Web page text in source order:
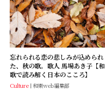
忘れられる恋の悲しみが込められ
た、秋の歌。歌人 馬場あき子【和
歌で読み解く日本のこころ】
Culture 和樂web編集部